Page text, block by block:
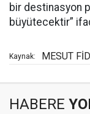
bir destinasyon
büyütecektir”
Kaynak: MESUT
HABERE